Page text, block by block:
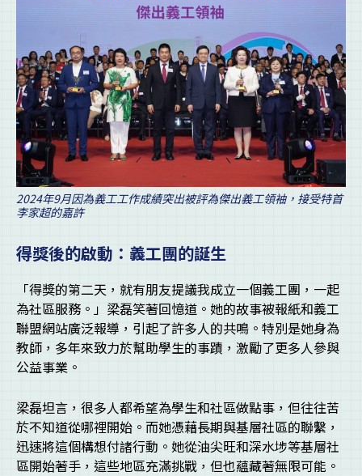
2024年9月因為義工工作成績突出被評為傑出義工領袖，接受特首
李家超的嘉許
得獎後的啟動：義工團的誕生
「得獎的第二天，就有朋友提議我成立一個義工團，一起
為社區服務。」梁磊笑著回憶道。她的故事被報紙和義工
聯盟網站廣泛報導，引起了許多人的共鳴。特別是她身為
教師，多年來致力於幫助學生的事蹟，激勵了更多人參與
公益事業。
梁磊坦言，很多人都希望為學生和社區做點事，但往往苦
於不知道從哪裡開始。而她憑藉長期與基層社區的聯繫，
迅速將這個構想付諸行動。她從油尖旺和深水埗等基層社
區開始著手，這些地區充滿挑戰，但也蘊藏著無限可能。